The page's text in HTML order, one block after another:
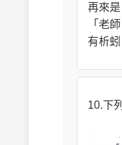
再來
「老
有析
10.下